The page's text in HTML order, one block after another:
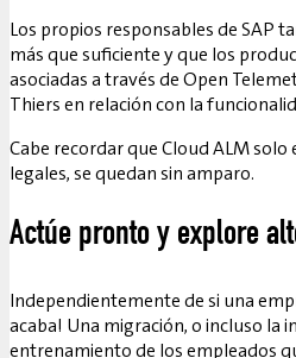
Los propios responsables de SAP
más que suficiente y que los
asociadas a través de Open
Thiers en relación con la
Cabe recordar que Cloud ALM
legales, se quedan sin amparo.
Actúe pronto y explore
Independientemente de si una
acaba! Una migración, o incluso la
entrenamiento de los empleados